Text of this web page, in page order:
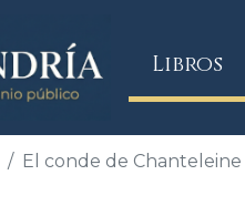
Libros
El conde de Chanteleine